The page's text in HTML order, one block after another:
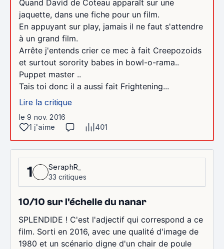
Quand David de Coteau apparaît sur une
jaquette, dans une fiche pour un film.
En appuyant sur play, jamais il ne faut s'attendre
à un grand film.
Arrête j'entends crier ce mec à fait Creepozoids
et surtout sorority babes in bowl-o-rama..
Puppet master ..
Tais toi donc il a aussi fait Frightening...
Lire la critique
le 9 nov. 2016
1 j'aime
401
1
SeraphR_
33 critiques
10/10 sur l'échelle du nanar
SPLENDIDE ! C'est l'adjectif qui correspond a ce
film. Sorti en 2016, avec une qualité d'image de
1980 et un scénario digne d'un chair de poule